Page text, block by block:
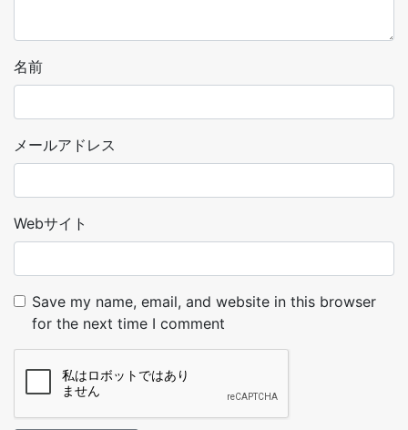
名前
メールアドレス
Webサイト
Save my name, email, and website in this browser
for the next time I comment